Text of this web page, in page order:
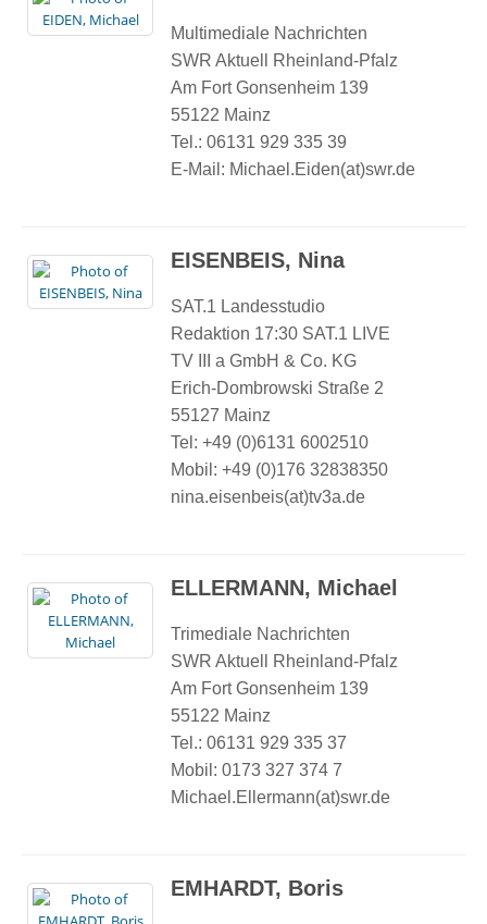
Multimediale Nachrichten
SWR Aktuell Rheinland-Pfalz
Am Fort Gonsenheim 139
55122 Mainz
Tel.: 06131 929 335 39
E-Mail: Michael.Eiden(at)swr.de
EISENBEIS, Nina
SAT.1 Landesstudio
Redaktion 17:30 SAT.1 LIVE
TV III a GmbH & Co. KG
Erich-Dombrowski Straße 2
55127 Mainz
Tel: +49 (0)6131 6002510
Mobil: +49 (0)176 32838350
nina.eisenbeis(at)tv3a.de
ELLERMANN, Michael
Trimediale Nachrichten
SWR Aktuell Rheinland-Pfalz
Am Fort Gonsenheim 139
55122 Mainz
Tel.: 06131 929 335 37
Mobil: 0173 327 374 7
Michael.Ellermann(at)swr.de
EMHARDT, Boris